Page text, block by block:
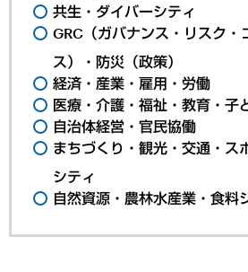
共生・ダイバーシティ
GRC（ガバナンス・リスク・
ス）・防災（政策）
経済・産業・雇用・労働
医療・介護・福祉・教育・子
自治体経営・官民協働
まちづくり・観光・交通・ス
シティ
自然資源・農林水産業・食料